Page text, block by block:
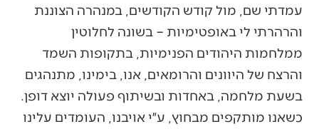
עמדתי שם, מול קודש הקודשים, במנהרה הצוננת
והרהרתי לי באופטימיות – בשונה לחלוטין
ממלחמות היהודים הפנימיות, בתקופות השמד
והרצח של היוונים והרומאים, אנו, בימינו, מתנהגים
בשעת מלחמה, באחדות ובשיתוף פעולה יוצא דופן.
כשאנו מותקפים מבחוץ, ע״י אויבנו, העומדים עלינו